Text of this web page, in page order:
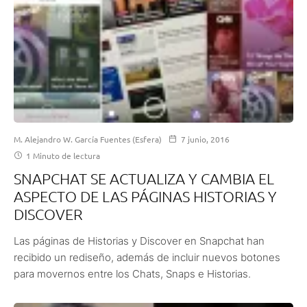
M. Alejandro W. García Fuentes (Esfera)
7 junio, 2016
1 Minuto de lectura
SNAPCHAT SE ACTUALIZA Y CAMBIA EL
ASPECTO DE LAS PÁGINAS HISTORIAS Y
DISCOVER
Las páginas de Historias y Discover en Snapchat han
recibido un rediseño, además de incluir nuevos botones
para movernos entre los Chats, Snaps e Historias.